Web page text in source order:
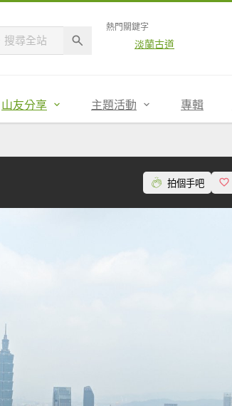
熱門關鍵字
淡蘭古道
山友分享 主題活動 專輯
拍個手吧